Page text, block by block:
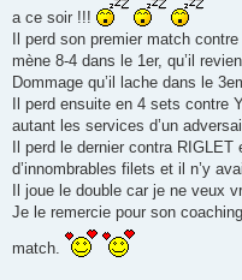
a ce soir !!!
Il perd son premier match
mène 8-4 dans le 1er, qu’il
Dommage qu’il lache dans le
Il perd ensuite en 4 sets contre
autant les services d’un
Il perd le dernier contra
d’innombrables filets et il n’y
Il joue le double car je ne veux
Je le remercie pour son
match.